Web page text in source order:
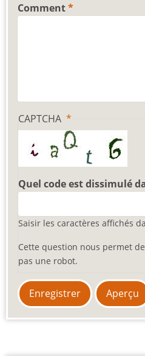
Comment
CAPTCHA
Quel code est dissimulé
Saisir les caractères affichés
Cette question nous permet
pas une robot.